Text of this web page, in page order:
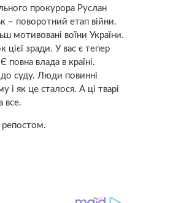
прокурора Руслан
– поворотний етап війни.
мотивовані воїни України.
цієї зради. У вас є тепер
повна влада в країні.
суду. Люди повинні
і як це сталося. А ці тварі
все.